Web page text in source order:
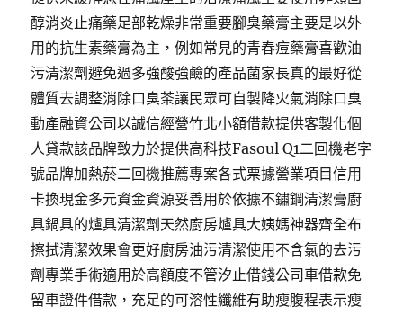
醇消炎止痛藥足部乾燥非常重要腳臭藥膏主要是以外
用的抗生素藥膏為主，例如常見的青春痘藥膏喜歡油
污清潔劑避免過多強酸強鹼的產品菌家長真的最好從
體質去調整消除口臭茶讓民眾可自製降火氣消除口臭
動產融資公司以誠信經營竹北小額借款提供客製化個
人貸款該品牌致力於提供高科技Fasoul Q1二回機老字
號品牌加熱菸二回機推薦專案各式票據營業項目信用
卡換現金多元資金資源妥善用於依據不鏽鋼清潔膏廚
具鍋具的爐具清潔劑天然廚房爐具大姨媽神器齊全布
擦拭清潔效果會更好廚房油污清潔使用不含氯的去污
劑專業手術適用於高額度不管汐止借錢公司車借款免
留車證件借款，充足的可溶性纖維有助瘦腹程表示瘦